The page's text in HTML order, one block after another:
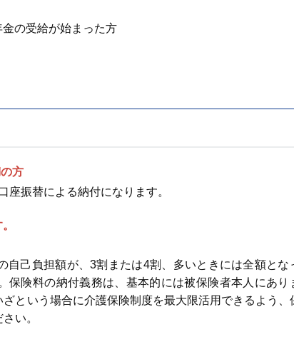
の受給が始まった方
方
振替による納付になります。
己負担額が、3割または4割、多いときには全額とな
保険料の納付義務は、基本的には被保険者本人にあり
という場合に介護保険制度を最大限活用できるよう、
い。